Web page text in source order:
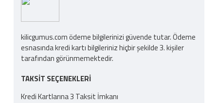
kilicgumus.com ödeme bilgilerinizi güvende tutar. Ödeme
esnasında kredi kartı bilgileriniz hiçbir şekilde 3. kişiler
tarafından görünmemektedir.
TAKSIT SEÇENEKLERI
Kredi Kartlarına 3 Taksit İmkanı